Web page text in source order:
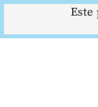
Este